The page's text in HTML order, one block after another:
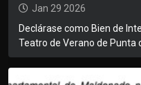
Jan 29 2026
Declárase como Bien de
Teatro de Verano de Punta